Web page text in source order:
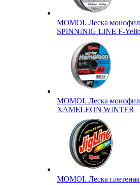
MOMOI. Леска
SPINNINIG LINE F-
MOMOI. Леска
XAMELEON WINTER
MOMOI. Леска